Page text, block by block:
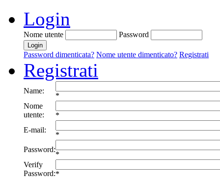
Login
Nome utente Password
Password dimenticata? Nome utente dimenticato? Registrati
Registrati
Name:
*
Nome
utente:
*
E-mail:
*
Password:
*
Verify
Password:*